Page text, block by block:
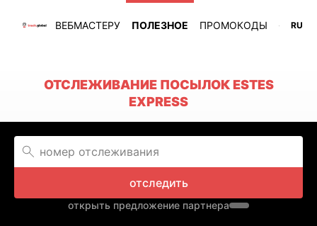
ВЕБМАСТЕРУ ПОЛЕЗНОЕ ПРОМОКОДЫ RU
ОТСЛЕЖИВАНИЕ ПОСЫЛОК ESTES
EXPRESS
отследить
открыть предложение партнера